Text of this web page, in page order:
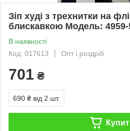
Зіп худі з трехнитки на
блискавкою Модель: 4959-
В наявності
Код: 017613
Опт і роздріб
701 ₴
690 ₴ від 2 шт.